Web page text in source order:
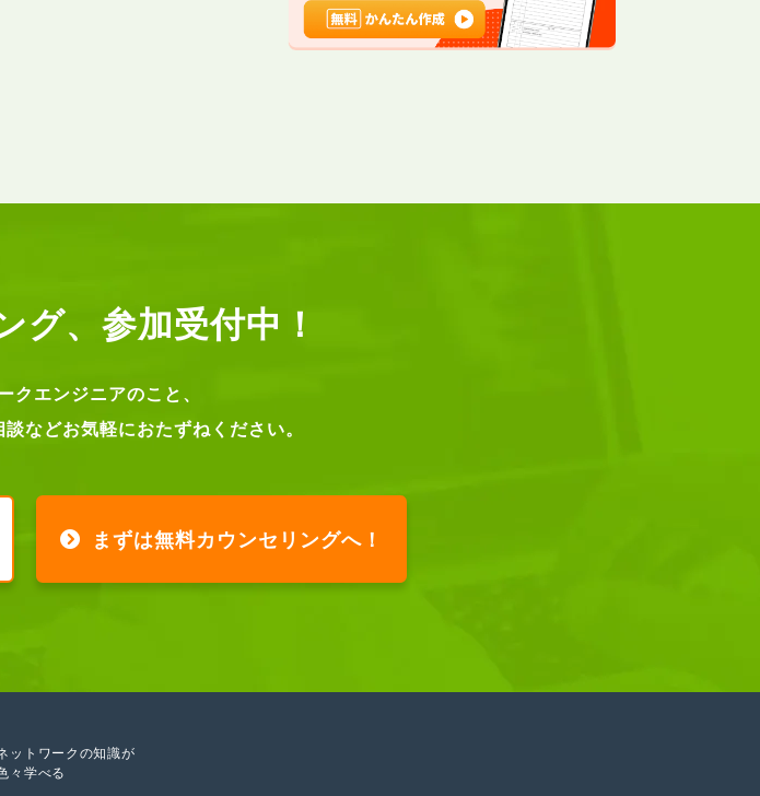
、 参加受付中！
クエンジニアのこと、
などお気軽におたずねください。
まずは無料カウンセリングへ！
ットワークの知識が
々学べる